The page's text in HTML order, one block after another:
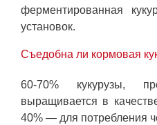
ферментированная
установок.
Съедобна ли кормовая
60-70% кукурузы,
выращивается в
40% — для потребления